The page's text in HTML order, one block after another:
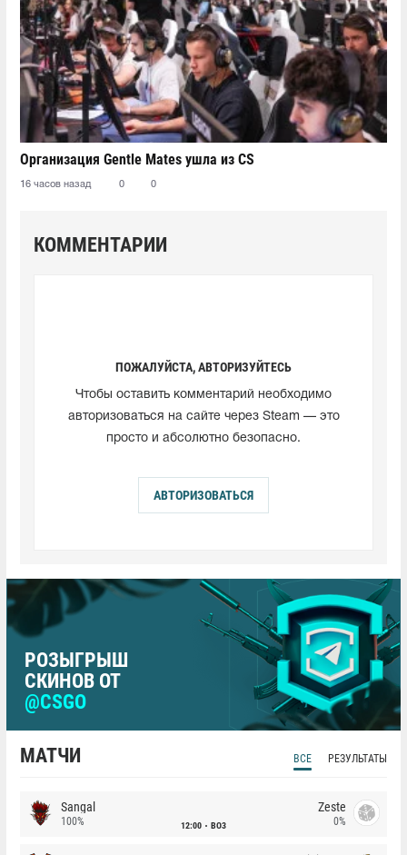
Организация Gentle Mates ушла из CS
16 часов назад 0 0
КОММЕНТАРИИ
ПОЖАЛУЙСТА, АВТОРИЗУЙТЕСЬ
Чтобы оставить комментарий необходимо
авторизоваться на сайте через Steam — это
просто и абсолютно безопасно.
АВТОРИЗОВАТЬСЯ
РОЗЫГРЫШ
СКИНОВ ОТ
@CSGO
МАТЧИ ВСЕ РЕЗУЛЬТАТЫ
Sangal
100% 12:00 BO3
Zeste
0%